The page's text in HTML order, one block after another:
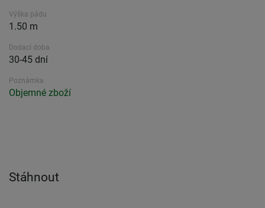
Výška pádu
1.50 m
Dodací doba.
30-45 dní
Poznámka
Objemné zboží
Stáhnout